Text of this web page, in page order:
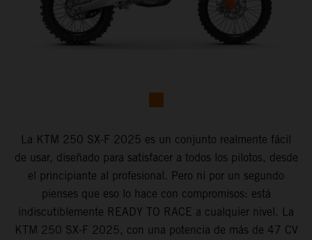
La KTM 250 SX-F 2025 es un conjunto realmente fácil
de usar, diseñado para satisfacer a todos los pilotos, desde
el principiante al profesional. Pero ni por un segundo
pienses que eso lo hace con compromisos: está
indiscutiblemente READY TO RACE a cualquier nivel. La
KTM 250 SX-F 2025, con una potencia de más de 47 CV